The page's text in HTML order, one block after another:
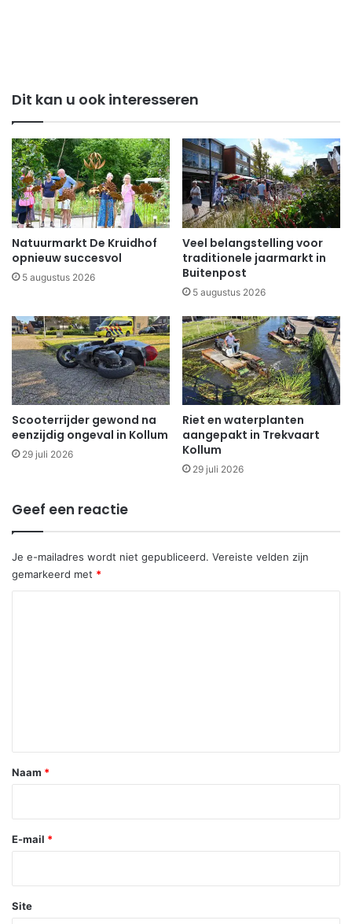
Dit kan u ook interesseren
Natuurmarkt De Kruidhof
opnieuw succesvol
5 augustus 2026
Veel belangstelling voor
traditionele jaarmarkt in
Buitenpost
5 augustus 2026
Scooterrijder gewond na
eenzijdig ongeval in Kollum
29 juli 2026
Riet en waterplanten
aangepakt in Trekvaart
Kollum
29 juli 2026
Geef een reactie
Je e-mailadres wordt niet gepubliceerd. Vereiste velden zijn
gemarkeerd met *
*
Naam *
E-mail *
Site